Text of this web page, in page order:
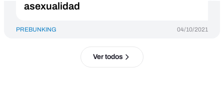
asexualidad
PREBUNKING 04/10/2021
Ver todos